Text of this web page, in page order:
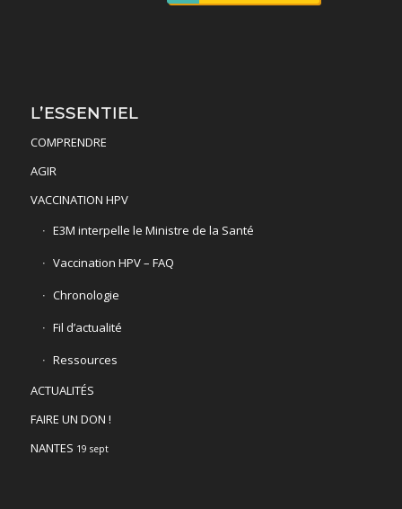
L’ESSENTIEL
COMPRENDRE
AGIR
VACCINATION HPV
E3M interpelle le Ministre de la Santé
Vaccination HPV – FAQ
Chronologie
Fil d’actualité
Ressources
ACTUALITÉS
FAIRE UN DON !
NANTES 19 sept